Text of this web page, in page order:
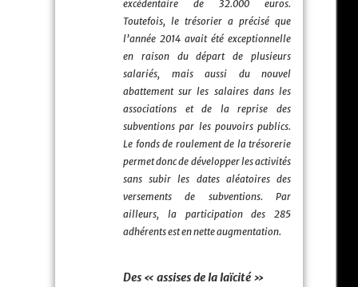
excédentaire de 32.000 euros.
Toutefois, le trésorier a précisé que
l’année 2014 avait été exceptionnelle
en raison du départ de plusieurs
salariés, mais aussi du nouvel
abattement sur les salaires dans les
associations et de la reprise des
subventions par les pouvoirs publics.
Le fonds de roulement de la trésorerie
permet donc de développer les activités
sans subir les dates aléatoires des
versements de subventions. Par
ailleurs, la participation des 285
adhérents est en nette augmentation.
Des « assises de la laïcité »